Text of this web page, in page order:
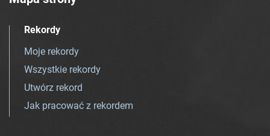
Rekordy
Moje rekordy
Wszystkie rekordy
Utwórz rekord
Jak pracować z rekordem